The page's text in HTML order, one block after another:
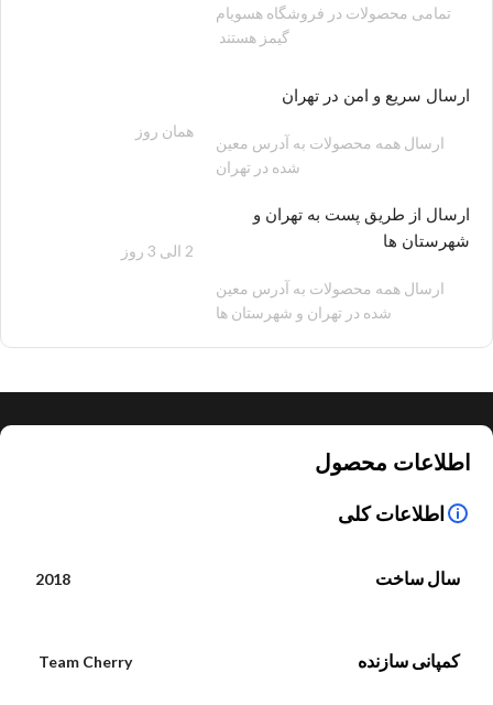
تمامی محصولات در فروشگاه هسویام
گیمز هستند
ارسال سریع و امن در تهران
ارسال همه محصولات به آدرس معین
شده در تهران
همان روز
ارسال از طریق پست به تهران و
شهرستان ها
ارسال همه محصولات به آدرس معین
شده در تهران و شهرستان ها
2 الی 3 روز
اطلاعات محصول
اطلاعات کلی
سال ساخت 2018
کمپانی سازنده Team Cherry